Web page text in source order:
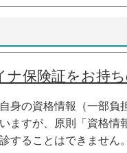
ナ保険証をお持
自身の資格情報（一部
ますが、原則「資格情
することはできません